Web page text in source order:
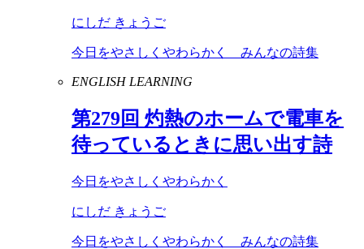
にしだ きょうご
今日をやさしくやわらかく みんなの詩集
ENGLISH LEARNING
第279回 灼熱のホームで電車を
待っているときに思い出す詩
今日をやさしくやわらかく
にしだ きょうご
今日をやさしくやわらかく みんなの詩集